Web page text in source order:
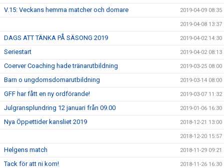
V.15: Veckans hemma matcher och domare 2019-04-09 08:35
2019-04-08 13:37
DAGS ATT TÄNKA PÅ SÄSONG 2019 2019-04-02 14:30
Seriestart 2019-04-02 08:13
Coerver Coaching hade tränarutbildning 2019-03-25 08:00
Barn o ungdomsdomarutbildning 2019-03-14 08:00
GFF har fått en ny ordförande! 2019-03-07 11:32
Julgransplundring 12 januari från 09.00 2019-01-06 16:30
Nya Öppettider kansliet 2019 2018-12-21 13:00
2018-12-20 15:57
Helgens match 2018-11-29 09:21
Tack för att ni kom! 2018-11-26 16:30